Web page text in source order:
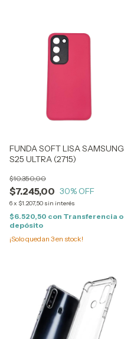
FUNDA SOFT LISA SAMSUNG
S25 ULTRA (2715)
$7.245,00
$10.350,00
30% OFF
6x $1.207,50 sin interés
$6.520,50 con Transferencia o
depósito
¡Solo quedan 3en stock!